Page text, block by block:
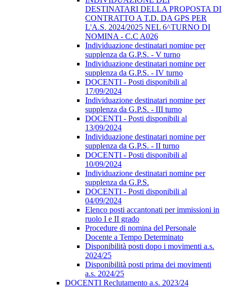
DESTINATARI DELLA PROPOSTA DI
CONTRATTO A T.D. DA GPS PER
L'A.S. 2024/2025 NEL 6^TURNO DI
NOMINA - C.C A026
Individuazione destinatari nomine per
supplenza da G.P.S. - V turno
Individuazione destinatari nomine per
supplenza da G.P.S. - IV turno
DOCENTI - Posti disponibili al
17/09/2024
Individuazione destinatari nomine per
supplenza da G.P.S. - III turno
DOCENTI - Posti disponibili al
13/09/2024
Individuazione destinatari nomine per
supplenza da G.P.S. - II turno
DOCENTI - Posti disponibili al
10/09/2024
Individuazione destinatari nomine per
supplenza da G.P.S.
DOCENTI - Posti disponibili al
04/09/2024
Elenco posti accantonati per immissioni in
ruolo I e II grado
Procedure di nomina del Personale
Docente a Tempo Determinato
Disponibilità posti dopo i movimenti a.s.
2024/25
Disponibilità posti prima dei movimenti
a.s. 2024/25
DOCENTI Reclutamento a.s. 2023/24